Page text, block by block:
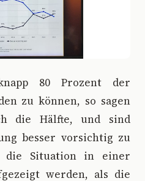
80 Prozent der
zu können, so sagen
die Hälfte, und sind
besser vorsichtig zu
die Situation in einer
werden, als die